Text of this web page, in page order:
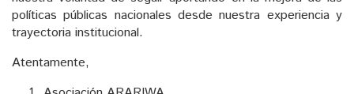
políticas públicas nacionales desde nuestra experiencia y
trayectoria institucional.
Atentamente,